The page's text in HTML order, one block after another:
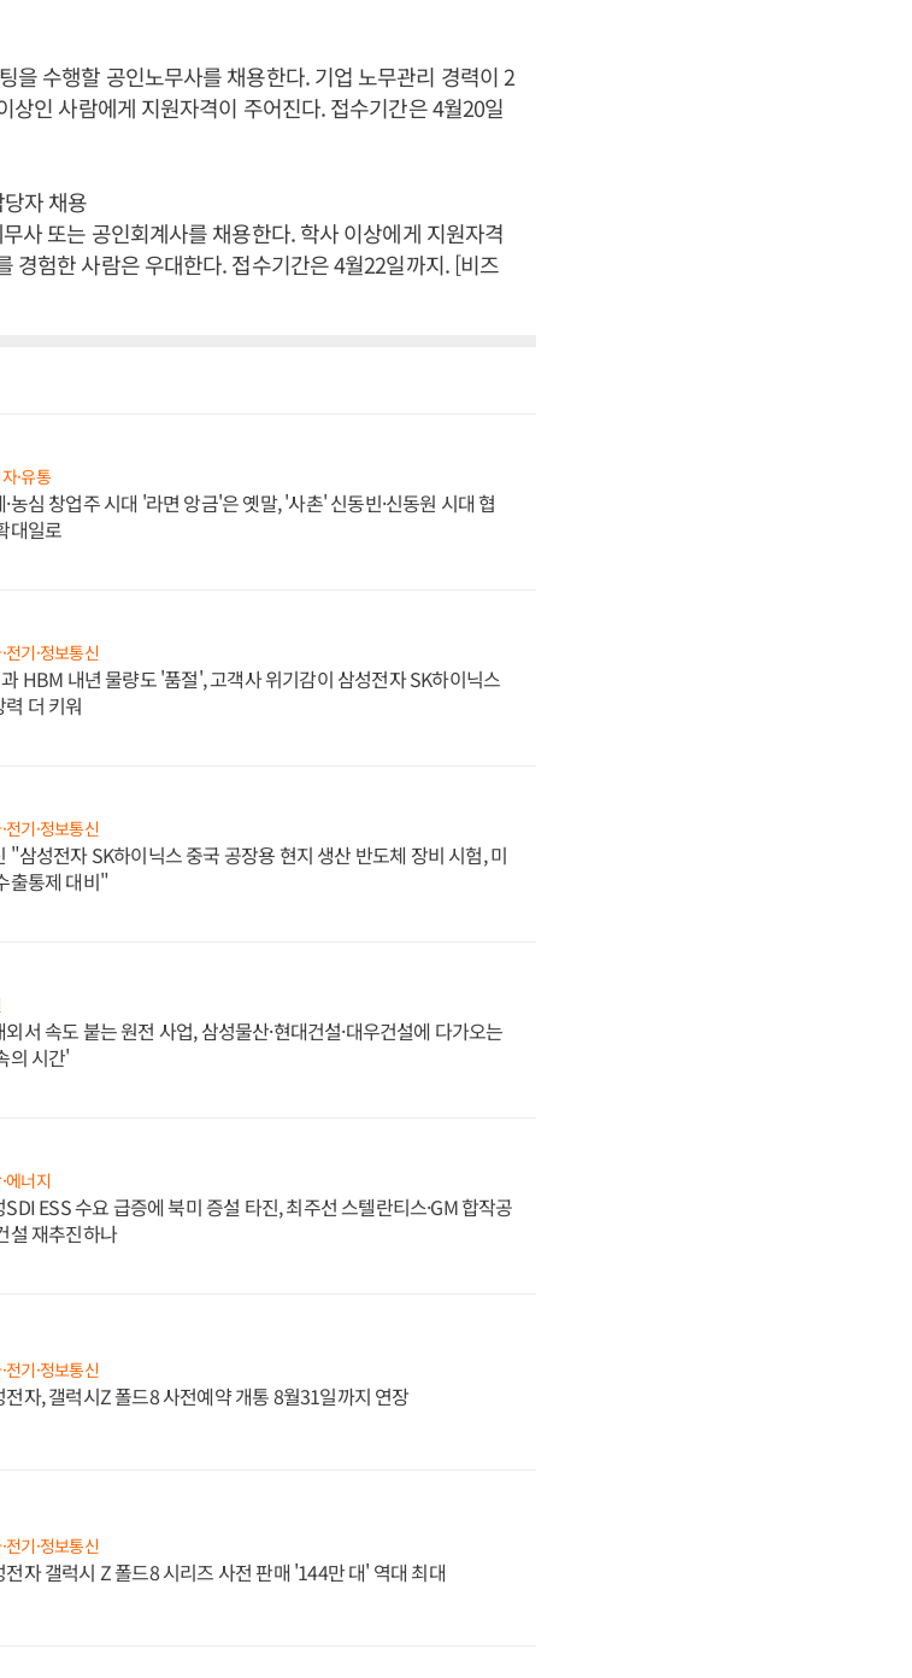
을 수행할 공인노무사를 채용한다. 기업 노무관리 경력이 2
상인 사람에게 지원자격이 주어진다. 접수기간은 4월20일
자 채용
사 또는 공인회계사를 채용한다. 학사 이상에게 지원자격
경험한 사람은 우대한다. 접수기간은 4월22일까지. [비즈
·유통
농심 창업주 시대 '라면 앙금'은 옛말, '사촌' 신동빈·신동원 시대 협
대일로
전기·정보통신
HBM 내년 물량도 '품절', 고객사 위기감이 삼성전자 SK하이닉스
더 키워
전기·정보통신
"삼성전자 SK하이닉스 중국 공장용 현지 생산 반도체 장비 시험, 미
출통제 대비"
서 속도 붙는 원전 사업, 삼성물산·현대건설·대우건설에 다가오는
의 시간'
에너지
SDI ESS 수요 급증에 북미 증설 타진, 최주선 스텔란티스·GM 합작공
설 재추진하나
전기·정보통신
전자, 갤럭시Z 폴드8 사전예약 개통 8월31일까지 연장
전기·정보통신
전자 갤럭시 Z 폴드8 시리즈 사전 판매 '144만 대' 역대 최대